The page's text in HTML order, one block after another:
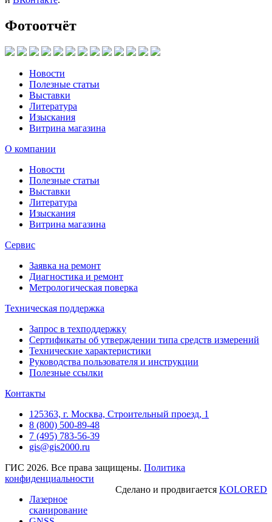
Фотоотчёт
Новости
Полезные статьи
Выставки
Литература
Изыскания
Витрина магазина
О компании
Новости
Полезные статьи
Выставки
Литература
Изыскания
Витрина магазина
Сервис
Заявка на ремонт
Диагностика и ремонт
Метрологическая поверка
Техническая поддержка
Запрос в техподдержку
Сертификаты об утверждении типа средств измерений
Технические характеристики
Руководства пользователя и инструкции
Полезные ссылки
Контакты
125363, г. Москва, Строительный проезд, 1
8 (800) 500-89-48
7 (495) 783-56-39
gis@gis2000.ru
ГИС 2026. Все права защищены. Политика
конфиденциальности
Сделано и продвигается KOLORED
Лазерное
сканирование